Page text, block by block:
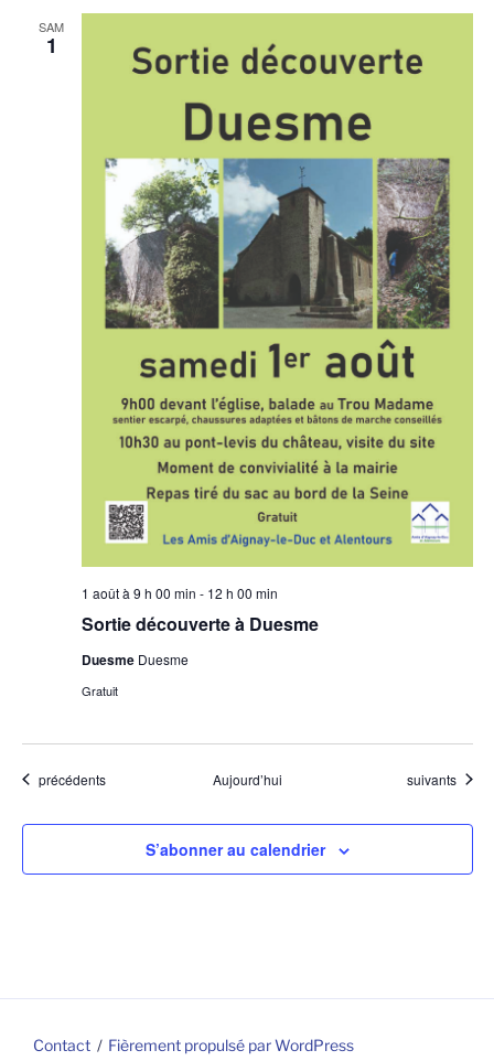
SAM
1
Sortie découverte à Duesme
1 août à 9 h 00 min - 12 h 00 min
Duesme Duesme
Gratuit
Évènements
précédents Aujourd’hui Évènements
suivants
S’abonner au calendrier
Contact Fièrement propulsé par WordPress